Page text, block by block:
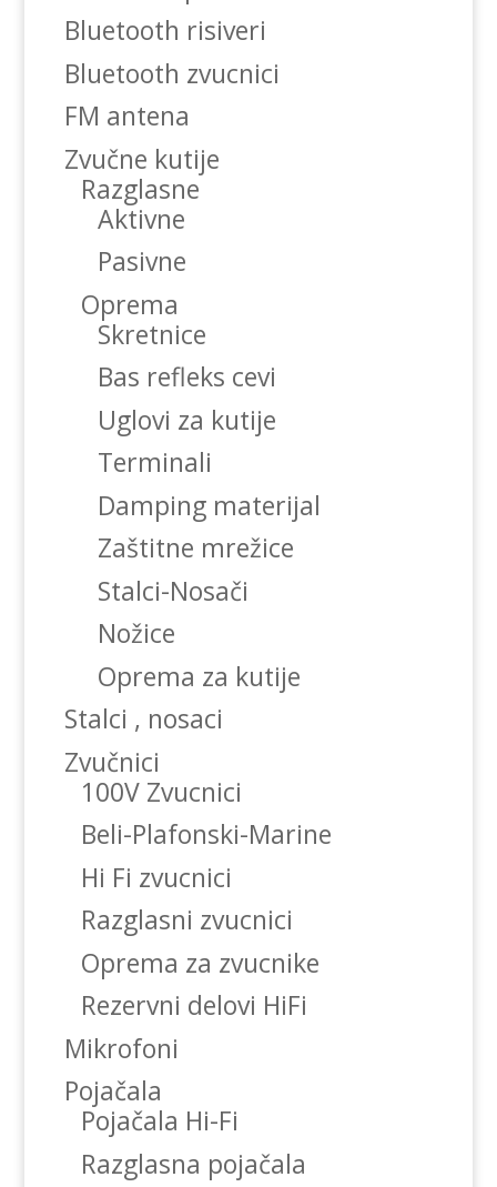
Bluetooth risiveri
Bluetooth zvucnici
FM antena
Zvučne kutije
Razglasne
Aktivne
Pasivne
Oprema
Skretnice
Bas refleks cevi
Uglovi za kutije
Terminali
Damping materijal
Zaštitne mrežice
Stalci-Nosači
Nožice
Oprema za kutije
Stalci , nosaci
Zvučnici
100V Zvucnici
Beli-Plafonski-Marine
Hi Fi zvucnici
Razglasni zvucnici
Oprema za zvucnike
Rezervni delovi HiFi
Mikrofoni
Pojačala
Pojačala Hi-Fi
Razglasna pojačala